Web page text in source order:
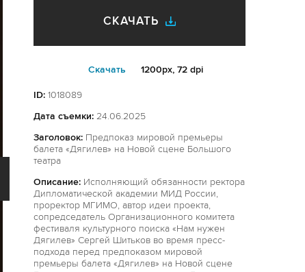
СКАЧАТЬ
Cкачать 1200px, 72 dpi
ID: 1018089
Дата съемки: 24.06.2025
Заголовок: Предпоказ мировой премьеры
балета «Дягилев» на Новой сцене Большого
театра
Описание: Исполняющий обязанности ректора
Дипломатической академии МИД России,
проректор МГИМО, автор идеи проекта,
сопредседатель Организационного комитета
фестиваля культурного поиска «Нам нужен
Дягилев» Сергей Шитьков во время пресс-
подхода перед предпоказом мировой
премьеры балета «Дягилев» на Новой сцене